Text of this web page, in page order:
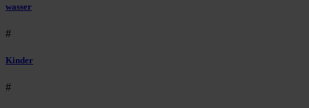
wasser
#
Kinder
#